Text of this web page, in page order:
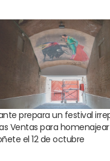
prepara un festival
Ventas para
el 12 de octubre